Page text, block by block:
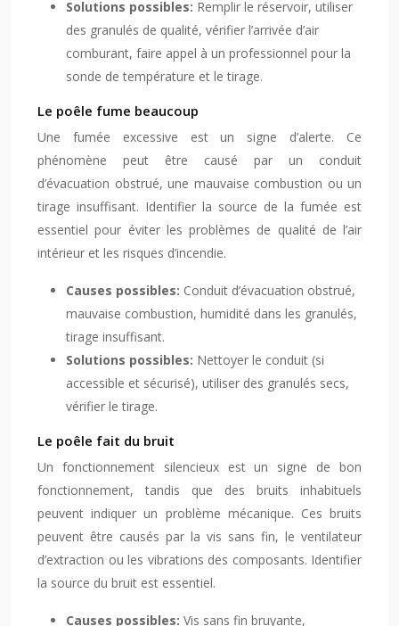
Solutions possibles: Remplir le réservoir, utiliser
des granulés de qualité, vérifier l’arrivée d’air
comburant, faire appel à un professionnel pour la
sonde de température et le tirage.
Le poêle fume beaucoup
Une fumée excessive est un signe d’alerte. Ce
phénomène peut être causé par un conduit
d’évacuation obstrué, une mauvaise combustion ou un
tirage insuffisant. Identifier la source de la fumée est
essentiel pour éviter les problèmes de qualité de l’air
intérieur et les risques d’incendie.
Causes possibles: Conduit d’évacuation obstrué,
mauvaise combustion, humidité dans les granulés,
tirage insuffisant.
Solutions possibles: Nettoyer le conduit (si
accessible et sécurisé), utiliser des granulés secs,
vérifier le tirage.
Le poêle fait du bruit
Un fonctionnement silencieux est un signe de bon
fonctionnement, tandis que des bruits inhabituels
peuvent indiquer un problème mécanique. Ces bruits
peuvent être causés par la vis sans fin, le ventilateur
d’extraction ou les vibrations des composants. Identifier
la source du bruit est essentiel.
Causes possibles: Vis sans fin bruyante,